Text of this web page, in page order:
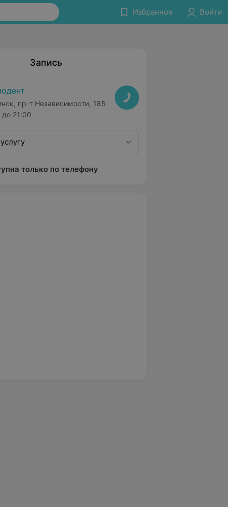
Избранное Войти
Запись
пр-т Независимости, 185
до 21:00
только по телефону